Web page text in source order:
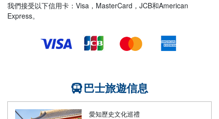
我們接受以下信用卡：Visa，MasterCard，JCB和American
Express。
巴士旅遊信息
愛知歷史文化巡禮